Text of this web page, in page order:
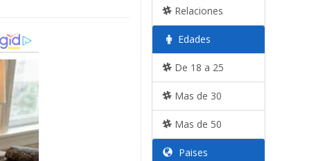
Relaciones
Edades
De 18 a 25
Mas de 30
Mas de 50
Paises